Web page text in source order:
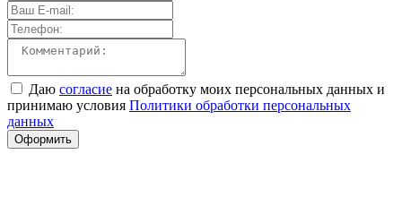
Даю согласие на обработку моих персональных данных и
принимаю условия Политики обработки персональных
данных
Оформить